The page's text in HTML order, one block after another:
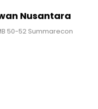
Nusantara
50-52 Summarecon